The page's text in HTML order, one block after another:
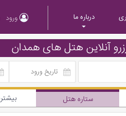
درباره ما ورود
آنلاین هتل های همدان
ستاره هتل